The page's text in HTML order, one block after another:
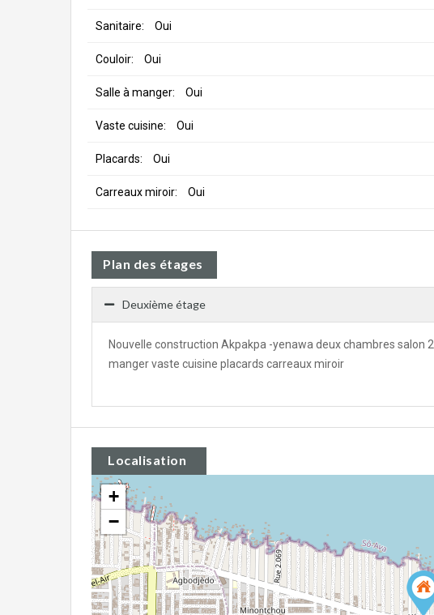
Sanitaire: Oui
Couloir: Oui
Salle à manger: Oui
Vaste cuisine: Oui
Placards: Oui
Carreaux miroir: Oui
Plan des étages
Deuxième étage
Nouvelle construction Akpakpa -yenawa deux chambres salon
manger vaste cuisine placards carreaux miroir
Localisation
+
−